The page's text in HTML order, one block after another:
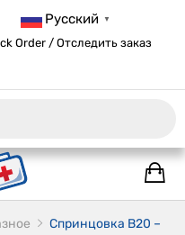
Русский ▼
Order / Отследить заказ
Спринцовка B20 –